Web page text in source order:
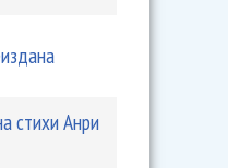
стихи Анри